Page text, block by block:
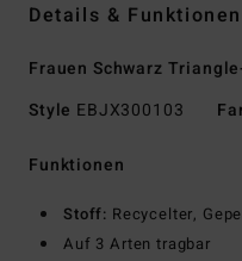
Details & Funktionen
Frauen Schwarz
Style EBJX300103
Funktionen
Stoff: Recycelter,
Auf 3 Arten tragbar